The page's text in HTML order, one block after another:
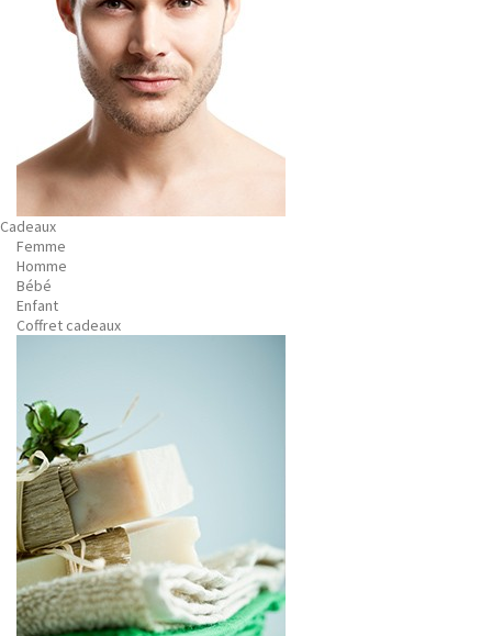
Cadeaux
Femme
Homme
Bébé
Enfant
Coffret cadeaux